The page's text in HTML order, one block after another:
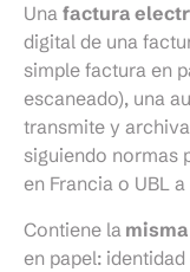
Una factura
digital de una
simple factura en
escaneado), una
transmite y
siguiendo normas
en Francia o UBL
Contiene la
en papel: